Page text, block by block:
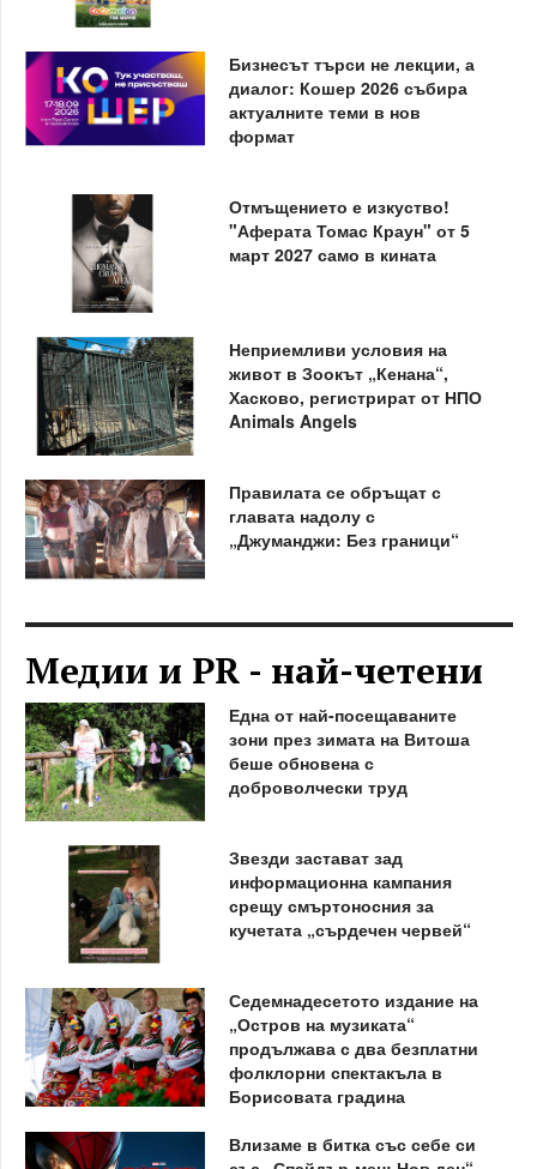
Бизнесът търси не лекции, а
диалог: Кошер 2026 събира
актуалните теми в нов
формат
Отмъщението е изкуство!
"Аферата Томас Краун" от 5
март 2027 само в кината
Неприемливи условия на
живот в Зоокът „Кенана“,
Хасково, регистрират от НПО
Animals Angels
Правилата се обръщат с
главата надолу с
„Джуманджи: Без граници“
Медии и PR - най-четени
Една от най-посещаваните
зони през зимата на Витоша
беше обновена с
доброволчески труд
Звезди застават зад
информационна кампания
срещу смъртоносния за
кучетата „сърдечен червей“
Седемнадесетото издание на
„Остров на музиката“
продължава с два безплатни
фолклорни спектакъла в
Борисовата градина
Влизаме в битка със себе си